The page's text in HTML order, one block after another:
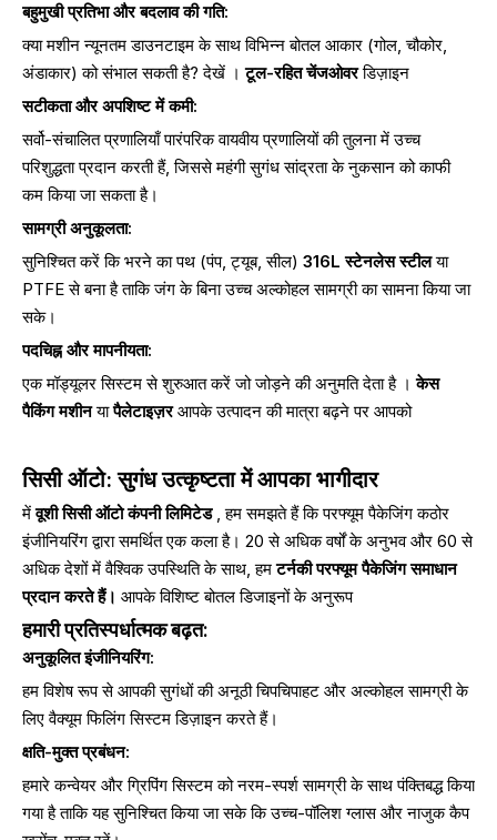
बहुमुखी प्रतिभा और बदलाव की गति:
क्या मशीन न्यूनतम डाउनटाइम के साथ विभिन्न बोतल आकार (गोल, चौकोर,
अंडाकार) को संभाल सकती है? देखें ।टूल-रहित चेंजओवरडिज़ाइन
सटीकता और अपशिष्ट में कमी:
सर्वो-संचालित प्रणालियाँ पारंपरिक वायवीय प्रणालियों की तुलना में उच्च
परिशुद्धता प्रदान करती हैं, जिससे महंगी सुगंध सांद्रता के नुकसान को काफी
कम किया जा सकता है।
सामग्री अनुकूलता:
सुनिश्चित करें कि भरने का पथ (पंप, ट्यूब, सील) 316L स्टेनलेस स्टीलया
PTFE से बना है ताकि जंग के बिना उच्च अल्कोहल सामग्री का सामना किया जा
सके।
पदचिह्न और मापनीयता:
एक मॉड्यूलर सिस्टम से शुरुआत करें जो जोड़ने की अनुमति देता है ।केस
पैकिंग मशीनयापैलेटाइज़रआपके उत्पादन की मात्रा बढ़ने पर आपको
सिसी ऑटो: सुगंध उत्कृष्टता में आपका भागीदार
मेंवूशी सिसी ऑटो कंपनी लिमिटेड , हम समझते हैं कि परफ्यूम पैकेजिंग कठोर
इंजीनियरिंग द्वारा समर्थित एक कला है। 20 से अधिक वर्षों के अनुभव और 60 से
अधिक देशों में वैश्विक उपस्थिति के साथ, हमटर्नकी परफ्यूम पैकेजिंग समाधान
प्रदान करते हैं। आपके विशिष्ट बोतल डिजाइनों के अनुरूप
हमारी प्रतिस्पर्धात्मक बढ़त:
अनुकूलित इंजीनियरिंग:
हम विशेष रूप से आपकी सुगंधों की अनूठी चिपचिपाहट और अल्कोहल सामग्री के
लिए वैक्यूम फिलिंग सिस्टम डिज़ाइन करते हैं।
क्षति-मुक्त प्रबंधन:
हमारे कन्वेयर और ग्रिपिंग सिस्टम को नरम-स्पर्श सामग्री के साथ पंक्तिबद्ध किया
गया है ताकि यह सुनिश्चित किया जा सके कि उच्च-पॉलिश ग्लास और नाजुक कैप